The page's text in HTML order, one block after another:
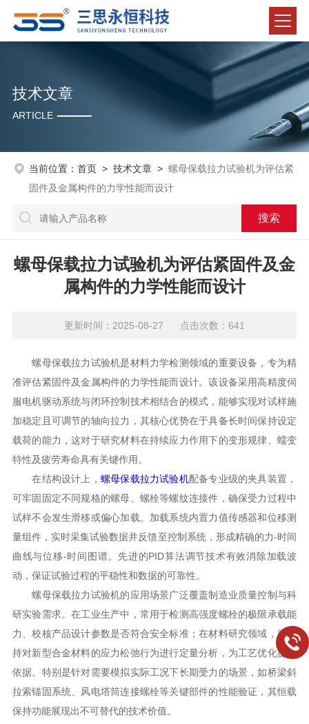
技术文章
ARTICLE
当前位置： 首页> 技术文章> 螺母保载拉力试验机为评估紧
固件及金属构件的力学性能而设计
螺母保载拉力试验机为评估紧固件及金
属构件的力学性能而设计
更新时间：2025-08-27 点击次数：641
螺母保载拉力试验机是材料力学检测领域的重要设备，专为精
准评估紧固件及金属构件的力学性能而设计。该设备采用高精度伺
服电机驱动系统与闭环控制技术相结合的模式，能够实现对试样施
加稳定且可调节的轴向拉力，其核心优势在于具备长时间保持设定
载荷的能力，这对于研究材料在持续应力作用下的变形规律、蠕变
特性及疲劳寿命具有关键作用。
在结构设计上， 螺母保载拉力试验机配备专业级的夹具装置，
可牢固固定不同规格的螺母、螺栓等螺纹连接件，确保受力过程中
试样不会发生滑移或偏心加载。加载系统内置力值传感器和位移测
量组件，实时采集试验数据并反馈至控制系统，形成精确的力-时间
曲线与位移-时间图谱。先进的PID算法调节技术有效消除加载波
动，保证试验过程的平稳性和数据的可靠性。
螺母保载拉力试验机的应用场景广泛覆盖制造业质量控制与科
研实验需求。在工业生产中，常用于检测高强度螺栓的极限承载能
力、校核产品设计参数是否符合安全标准；在材料研究领域，则支
持对新型合金材料的应力松弛行为进行定量分析，为工艺优化提供
依据。特别是针对需要模拟实际工况下长期受力的场景，如桥梁斜
拉索锚固系统、风电塔筒连接螺栓等关键部件的性能验证，其恒载
保持功能展现出不可替代的技术价值。